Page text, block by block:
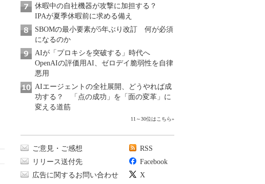
休暇中の自社機器が攻撃に加担する？
IPAが夏季休暇前に求める備え
SBOMの最小要素が5年ぶり改訂 何が必須
になるのか
AIが「プロキシを突破する」時代へ
OpenAIの評価用AI、ゼロデイ脆弱性を自律
悪用
AIエージェントの全社展開、どうやれば成
功する？ 「点の成功」を「面の変革」に
変える道筋
11～30位はこちら»
ご意見・ご感想
リリース送付先
広告に関するお問い合わせ
RSS
Facebook
X